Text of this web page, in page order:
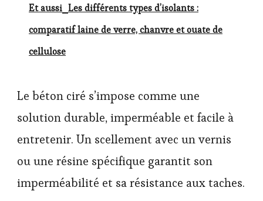
Et aussi Les différents types d’isolants :
comparatif laine de verre, chanvre et ouate de
cellulose
Le béton ciré s’impose comme une
solution durable, imperméable et facile à
entretenir. Un scellement avec un vernis
ou une résine spécifique garantit son
imperméabilité et sa résistance aux taches.